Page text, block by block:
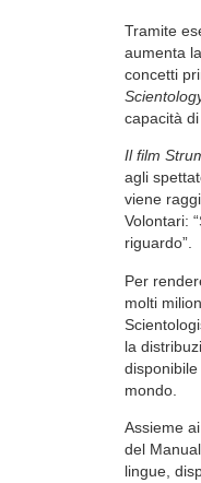
Tramite
aumenta
concetti
capacità
Il film
agli
viene
Volontari:
riguardo”.
Per
molti
la
mondo.
Assieme
del
lingue,